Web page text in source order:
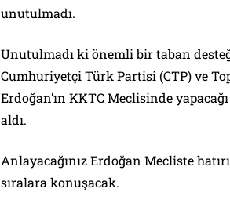
unutulmadı.
Unutulmadı ki önemli bir taban
Cumhuriyetçi Türk Partisi (CTP) ve
Erdoğan’ın KKTC Meclisinde
aldı.
Anlayacağınız Erdoğan Mecliste
sıralara konuşacak.